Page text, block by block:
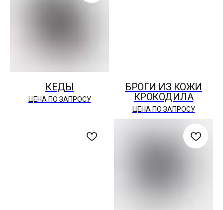
КЕДЫ
ЦЕНА ПО ЗАПРОСУ
БРОГИ ИЗ КОЖИ
КРОКОДИЛА
ЦЕНА ПО ЗАПРОСУ